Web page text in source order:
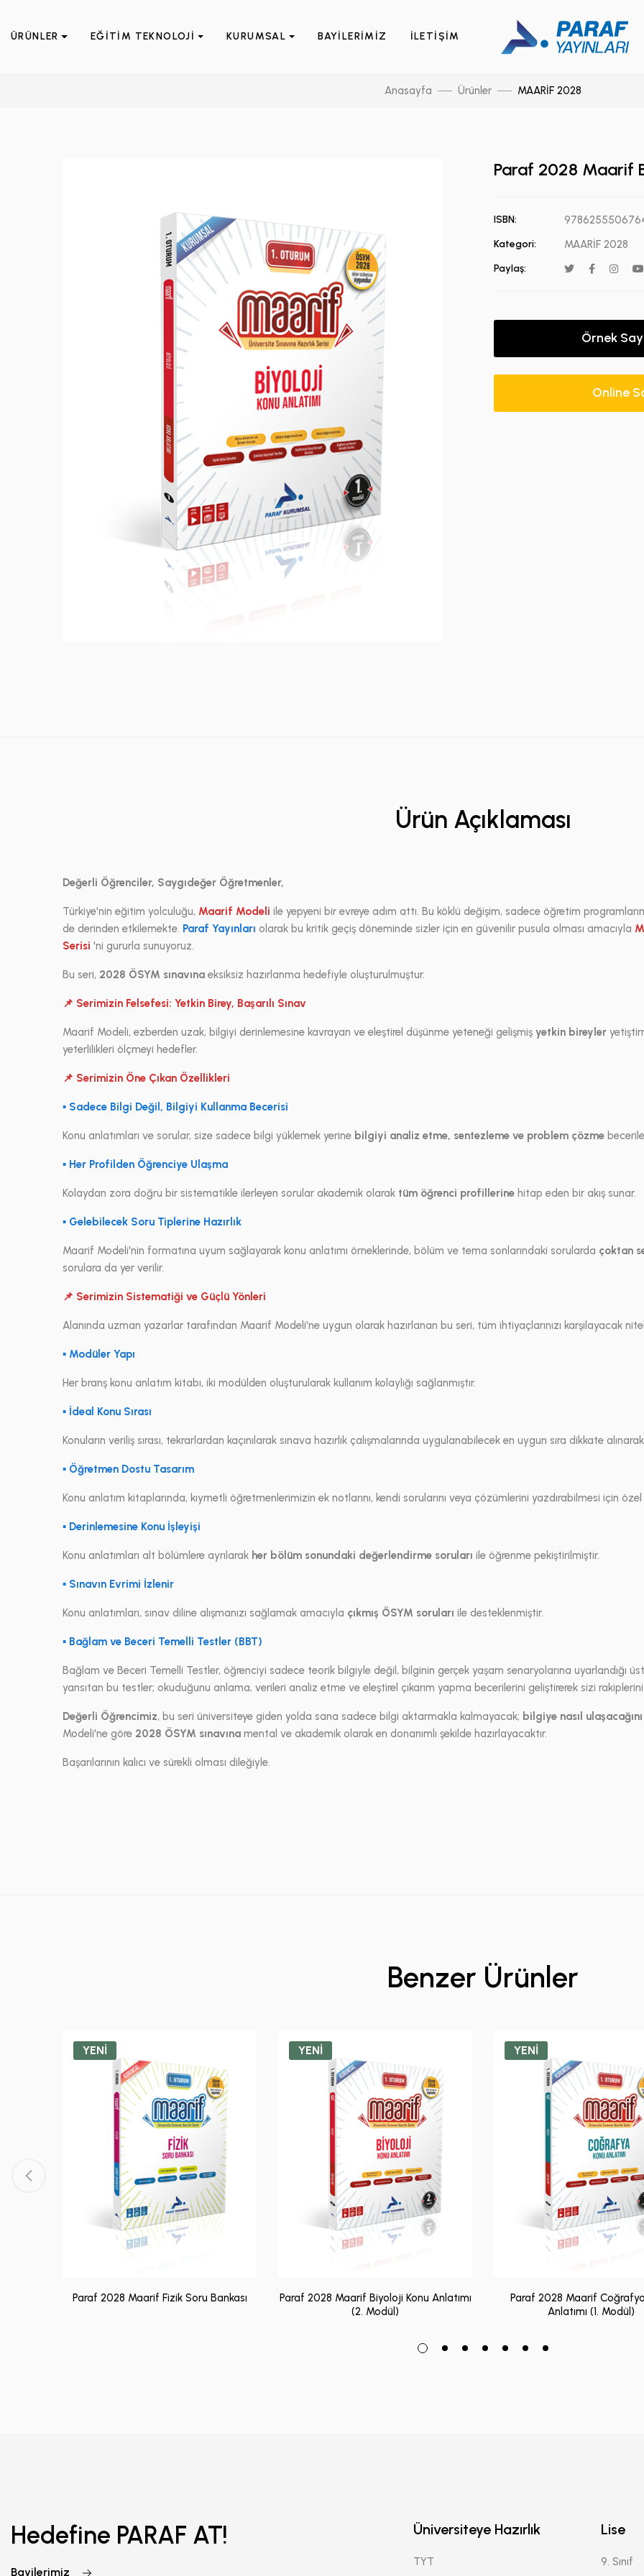
ÜRÜNLER EĞİTİM TEKNOLOJİ KURUMSAL BAYİLERİMİZ İLETİŞİM
Anasayfa Ürünler MAARİF 2028
Paraf 2028 Maarif
ISBN:
Kategori: MAARİF 2028
Paylaş:
Örnek
Online
Ürün Açıklaması
Değerli Öğrenciler, Saygıdeğer Öğretmenler,
Türkiye'nin eğitim yolculuğu, Maarif Modeli ile yepyeni bir evreye adım attı. Bu köklü değişim, sadece öğretim
de derinden etkilemekte. Paraf Yayınları olarak bu kritik geçiş döneminde sizler için en güvenilir pusula olması amacıyla
Serisi 'ni gururla sunuyoruz.
Bu seri, 2028 ÖSYM sınavına eksiksiz hazırlanma hedefiyle oluşturulmuştur.
📌 Serimizin Felsefesi: Yetkin Birey, Başarılı Sınav
Maarif Modeli, ezberden uzak, bilgiyi derinlemesine kavrayan ve eleştirel düşünme yeteneği gelişmiş yetkin bireyler
yeterlilikleri ölçmeyi hedefler.
📌 Serimizin Öne Çıkan Özellikleri
▪ Sadece Bilgi Değil, Bilgiyi Kullanma Becerisi
Konu anlatımları ve sorular, size sadece bilgi yüklemek yerine bilgiyi analiz etme, sentezleme ve problem çözme
▪ Her Profilden Öğrenciye Ulaşma
Kolaydan zora doğru bir sistematikle ilerleyen sorular akademik olarak tüm öğrenci profillerine hitap eden bir akış sunar.
▪ Gelebilecek Soru Tiplerine Hazırlık
Maarif Modeli'nin formatına uyum sağlayarak konu anlatımı örneklerinde, bölüm ve tema sonlarındaki sorularda çoktan
sorulara da yer verilir.
📌 Serimizin Sistematiği ve Güçlü Yönleri
Alanında uzman yazarlar tarafından Maarif Modeli'ne uygun olarak hazırlanan bu seri, tüm ihtiyaçlarınızı karşılayacak
▪ Modüler Yapı
Her branş konu anlatım kitabı, iki modülden oluşturularak kullanım kolaylığı sağlanmıştır.
▪ İdeal Konu Sırası
Konuların veriliş sırası, tekrarlardan kaçınılarak sınava hazırlık çalışmalarında uygulanabilecek en uygun sıra dikkate
▪ Öğretmen Dostu Tasarım
Konu anlatım kitaplarında, kıymetli öğretmenlerimizin ek notlarını, kendi sorularını veya çözümlerini yazdırabilmesi için özel
▪ Derinlemesine Konu İşleyişi
Konu anlatımları alt bölümlere ayrılarak her bölüm sonundaki değerlendirme soruları ile öğrenme pekiştirilmiştir.
▪ Sınavın Evrimi İzlenir
Konu anlatımları, sınav diline alışmanızı sağlamak amacıyla çıkmış ÖSYM soruları ile desteklenmiştir.
▪ Bağlam ve Beceri Temelli Testler (BBT)
Bağlam ve Beceri Temelli Testler, öğrenciyi sadece teorik bilgiyle değil, bilginin gerçek yaşam senaryolarına uyarlandığı
yansıtan bu testler; okuduğunu anlama, verileri analiz etme ve eleştirel çıkarım yapma becerilerini geliştirerek sizi
Değerli Öğrencimiz, bu seri üniversiteye giden yolda sana sadece bilgi aktarmakla kalmayacak; bilgiye nasıl
Modeli'ne göre 2028 ÖSYM sınavına mental ve akademik olarak en donanımlı şekilde hazırlayacaktır.
Başarılarının kalıcı ve sürekli olması dileğiyle.
Benzer Ürünler
YENİ
Paraf 2028 Maarif Fizik Soru Bankası
YENİ
Paraf 2028 Maarif Biyoloji Konu Anlatımı
(2. Modül)
YENİ
Paraf 2028 Maarif
Anlatımı (1. Modül)
Hedefine PARAF AT!
Bayilerimiz
Üniversiteye Hazırlık
TYT
Lise
9. Sınıf